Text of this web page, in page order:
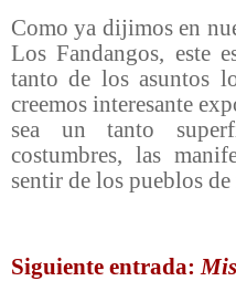
Como ya dijimos en
Los Fandangos, este
tanto de los asuntos
creemos interesante
sea un tanto
costumbres, las
sentir de los pueblos
Siguiente entrada: